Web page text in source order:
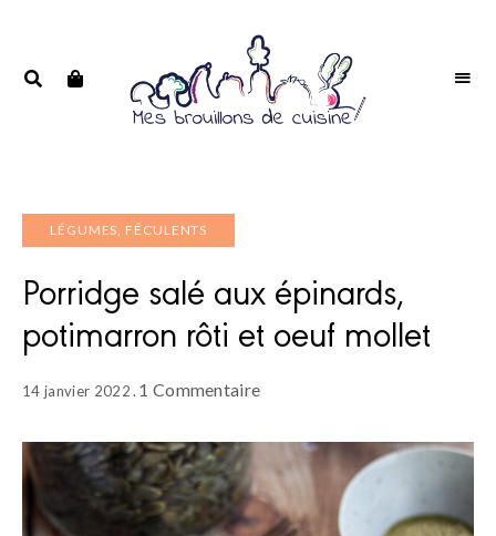
LÉGUMES, FÉCULENTS
Porridge salé aux épinards,
potimarron rôti et oeuf mollet
14 janvier 2022 1 Commentaire